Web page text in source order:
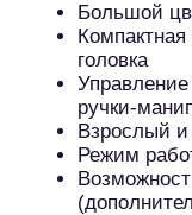
Большой
головка
ручки-
Взрослый
Режим